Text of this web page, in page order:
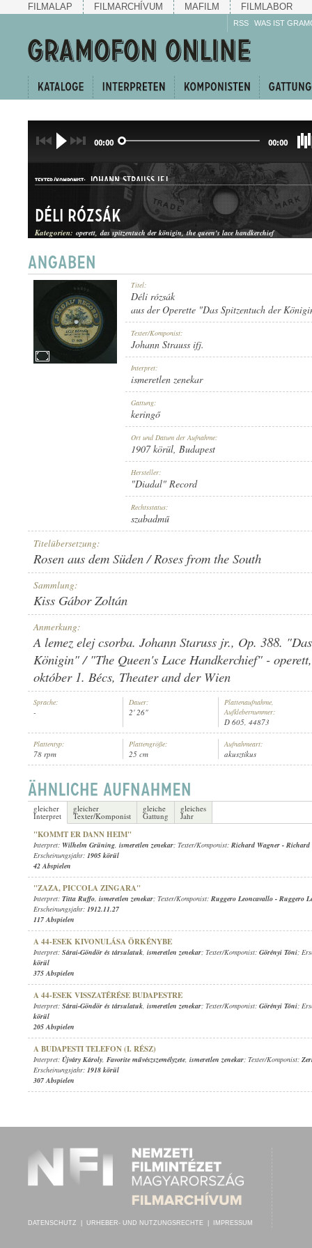
FILMALAP FILMARCHÍVUM MAFILM FILMLABOR
RSS WAS IST
00:00 00:00
INTERPRET: ISMERETLEN ZENEKAR
TEXTER/KOMPONIST: JOHANN STRAUSS IFJ.
KERINGŐ
1907 KÖRÜL
"DIADAL" RECORD
PLATTENAUFNAHME: D 605
Déli rózsák
Kategorien: operett das spitzentuch der königin the queen's lace handkerchief
Titel:
Déli rózsák
aus der Operette "Das Spitzentuch der
Texter/Komponist:
Johann Strauss ifj.
Interpret:
ismeretlen zenekar
Gattung:
keringő
Ort und Datum der Aufnahme:
1907 körül, Budapest
Hersteller:
"Diadal" Record
Rechtsstatus:
szabadmű
Titelübersetzung:
Rosen aus dem Süden / Roses from the South
Sammlung:
Kiss Gábor Zoltán
Anmerkung:
A lemez elej csorba. Johann Staruss jr., Op. 388.
Königin" / "The Queen's Lace Handkerchief" -
október 1. Bécs, Theater and der Wien
Sprache:
-
Dauer:
2' 26"
Plattenaufnahme,
Aufklebernummer:
D 605, 44873
Plattentyp:
78 rpm
Plattengröße:
25 cm
Aufnahmeart:
akusztikus
gleicher
Interpret
gleicher
Texter/Komponist
gleiche
Gattung
gleiches
Jahr
"KOMMT ER DANN HEIM"
Interpret: Wilhelm Grüning, ismeretlen zenekar; Texter/Komponist: Richard Wagner - Richard
Erscheinungsjahr: 1905 körül
42 Abspielen
"ZAZA, PICCOLA ZINGARA"
Interpret: Titta Ruffo, ismeretlen zenekar; Texter/Komponist: Ruggero Leoncavallo - Ruggero
Erscheinungsjahr: 1912.11.27
117 Abspielen
A 44-ESEK KIVONULÁSA ÖRKÉNYBE
Interpret: Sárai-Göndör és társulatuk, ismeretlen zenekar; Texter/Komponist: Görényi Tóni;
körül
375 Abspielen
A 44-ESEK VISSZATÉRÉSE BUDAPESTRE
Interpret: Sárai-Göndör és társulatuk, ismeretlen zenekar; Texter/Komponist: Görényi Tóni;
körül
205 Abspielen
A BUDAPESTI TELEFON (I. RÉSZ)
Interpret: Újváry Károly, Favorite művészszemélyzete, ismeretlen zenekar; Texter/Komponist:
Erscheinungsjahr: 1918 körül
307 Abspielen
DATENSCHUTZ URHEBER- UND NUTZUNGSRECHTE IMPRESSUM